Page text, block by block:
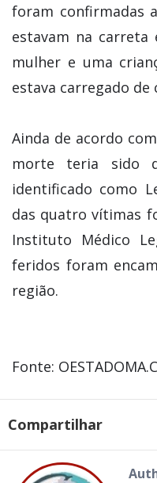
foram confirmadas
estavam na carreta
mulher e uma
estava carregado de
Ainda de acordo
morte teria sido
identificado como
das quatro vítimas
Instituto Médico
feridos foram
região.
Fonte:
Compartilhar